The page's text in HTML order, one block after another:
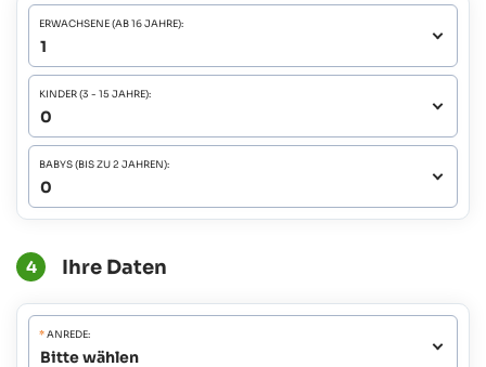
ERWACHSENE (AB 16 JAHRE):
KINDER (3 - 15 JAHRE):
BABYS (BIS ZU 2 JAHREN):
4 Ihre Daten
*ANREDE: